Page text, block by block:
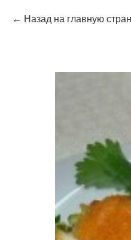
Назад на главную